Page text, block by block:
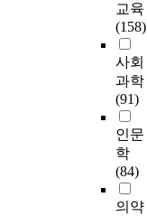
교육
(158)
사회
과학
(91)
인문
학
(84)
의약